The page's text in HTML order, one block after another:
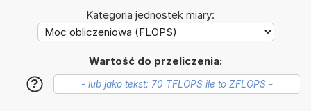
Kategoria jednostek miary:
Wartość do przeliczenia:
?